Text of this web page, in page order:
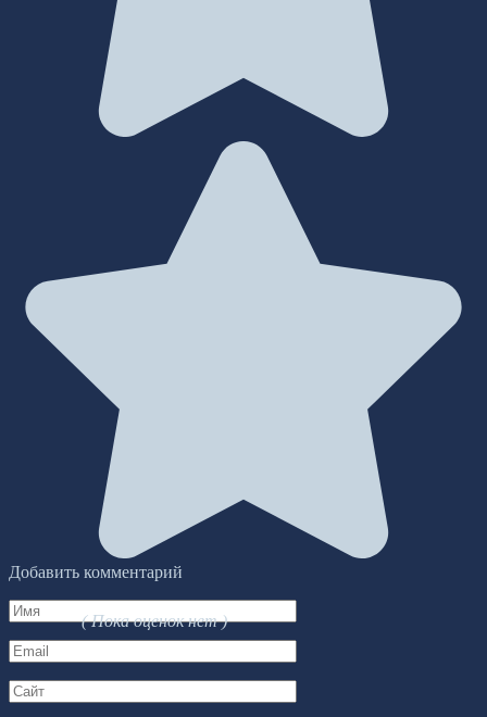
( Пока оценок нет )
Добавить комментарий
Имя
*
Email
*
Сайт